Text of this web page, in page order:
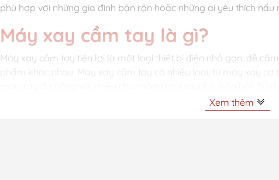
phù hợp với những gia đình bận rộn hoặc những ai yêu thích nấu
Máy xay cầm tay là gì?
Máy xay cầm tay tiện lợi là một loại thiết bị điện nhỏ gọn, dễ
phẩm khác nhau. Máy xay cầm tay có nhiều loại, từ máy xay cơ
bị món ăn nhanh chóng, tiết kiệm công sức mà vẫn đảm bảo
Xem thêm